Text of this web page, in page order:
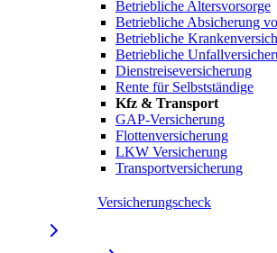
Betriebliche Altersvorsorge
Betriebliche Absicherung
Betriebliche
Betriebliche
Dienstreiseversicherung
Rente für Selbstständige
Kfz & Transport
GAP-Versicherung
Flottenversicherung
LKW Versicherung
Transportversicherung
Versicherungscheck